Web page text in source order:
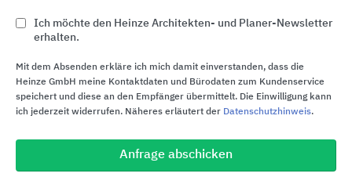
angekuppelte Pumpe des Entsorgungsfahrzeugs.
Das Schredder-Mix-System dient der Umwälzung
und Homogenisierung des Behälterinhaltes für
eine problemlose Entsorgung.
DieReinigungdes Abscheiders erfolgt parallel
Behälterinhaltes mit kaltem Frischwasser.
Ich möchte den Heinze Architekten- und Planer-Newsletter
erhalten.
Mit dem Absenden erkläre ich mich damit einverstanden, dass die
Heinze GmbH meine Kontaktdaten und Bürodaten zum Kundenservice
speichert und diese an den Empfänger übermittelt. Die Einwilligung kann
ich jederzeit widerrufen. Näheres erläutert der Datenschutzhinweis.
Anfrage abschicken